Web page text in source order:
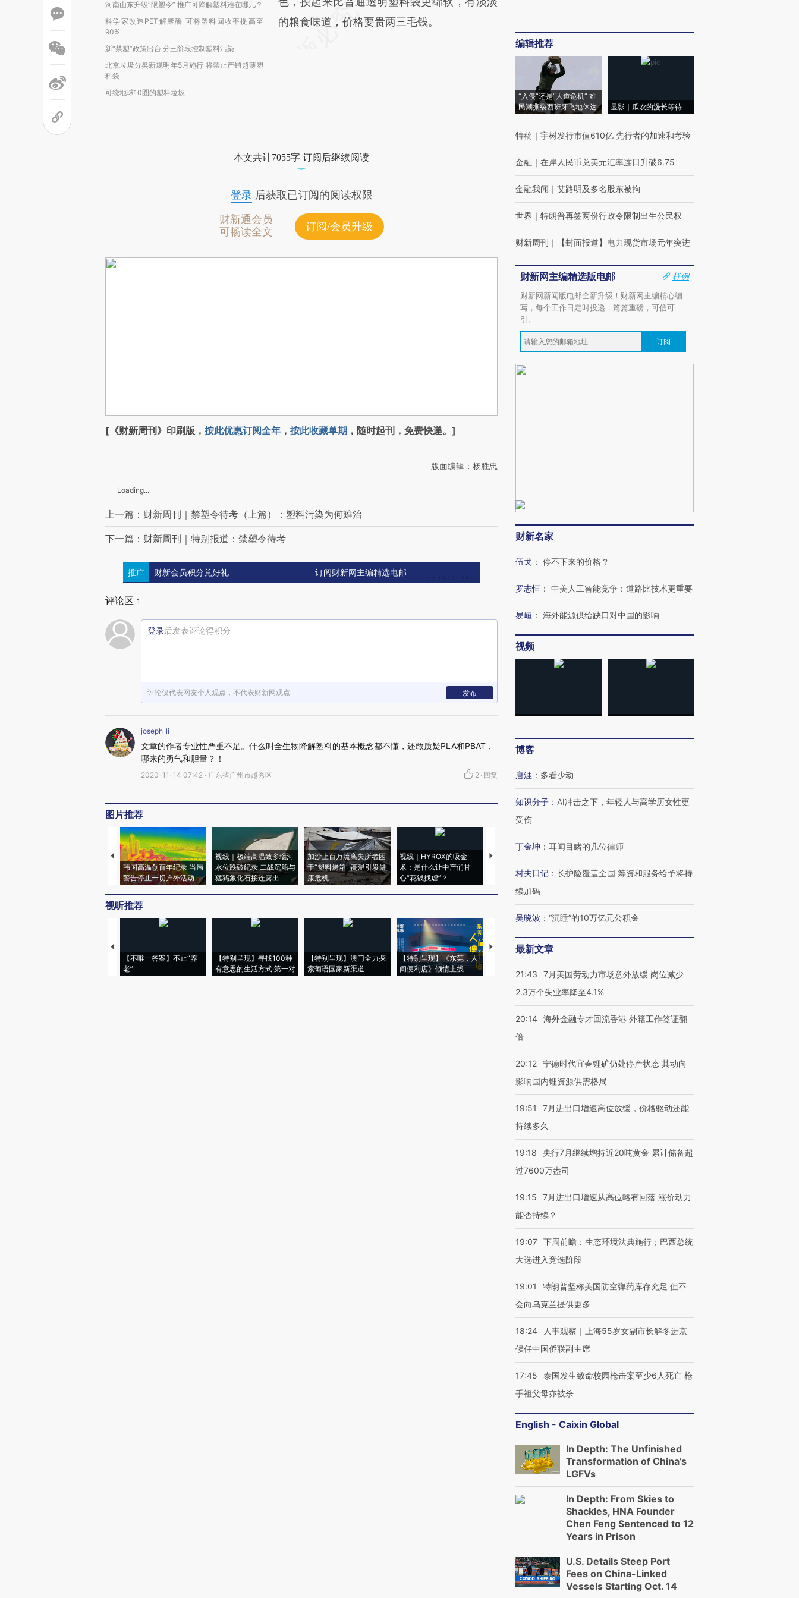
河南山东升级“限塑令” 推广可降解塑料难在哪儿？
科学家改造PET解聚酶 可将塑料回收率提高至
90%
新“禁塑”政策出台 分三阶段控制塑料污染
北京垃圾分类新规明年5月施行 将禁止产销超薄塑
料袋
可绕地球10圈的塑料垃圾
的粮食味道，价格要贵两三毛钱。
本文共计7055字 订阅后继续阅读
登录后获取已订阅的阅读权限
财新通会员
可畅读全文
订阅/会员升级
[《财新周刊》印刷版， 按此优惠订阅全年 ， 按此收藏单期 ，随时起刊，免费快递。]
版面编辑：杨胜忠
Loading...
上一篇：财新周刊｜禁塑令待考（上篇）：塑料污染为何难治
下一篇：财新周刊｜特别报道：禁塑令待考
推广 财新会员积分兑好礼 订阅财新网主编精选电邮
评论区 1
登录后发表评论得积分
评论仅代表网友个人观点，不代表财新网观点 发布
joseph_li
文章的作者专业性严重不足。什么叫全生物降解塑料的基本概念都不懂，还敢质疑PLA和PBAT，
哪来的勇气和胆量？！
2020-11-14 07:42 · 广东省广州市越秀区 2 · 回复
图片推荐
韩国高温创百年纪录 当局
警告停止一切户外活动
视线｜极端高温致多瑙河
水位跌破纪录 二战沉船与
猛犸象化石接连露出
加沙上百万流离失所者困
于“塑料烤箱” 高温引发健
康危机
视线｜HYROX的吸金
术：是什么让中产们甘
心“花钱找虐”？
马航飞行员跨国走私7万
粒摇头丸 尿检体内含3种
度Z世代 用街头抗争将教
育部长拱下台
机”？难民潮撕裂西班牙
飞地休达
视听推荐
【不唯一答案】不止“养
老”
【特别呈现】寻找100种
有意思的生活方式·第一对
【特别呈现】澳门全力探
索葡语国家新渠道
【特别呈现】《东莞，人
间便利店》倾情上线
【推广】走进第四届链博
有意思的生活方式·第三对
住三大增长引擎是什么？
编辑推荐
“入侵”还是“人道危机” 难
民潮撕裂西班牙飞地休达
显影｜瓜农的漫长等待
特稿 ｜ 宇树发行市值610亿 先行者的加速和考验
金融 ｜ 在岸人民币兑美元汇率连日升破6.75
金融我闻 ｜ 艾路明及多名股东被拘
世界 ｜ 特朗普再签两份行政令限制出生公民权
财新周刊 ｜ 【封面报道】电力现货市场元年突进
财新网主编精选版电邮
样例
财新网新闻版电邮全新升级！财新网主编精心编
写，每个工作日定时投递，篇篇重磅，可信可
引。
订阅
财新名家
伍戈 ： 停不下来的价格？
罗志恒 ： 中美人工智能竞争：道路比技术更重要
易峘 ： 海外能源供给缺口对中国的影响
视频
博客
唐涯 ： 多看少动
知识分子 ： AI冲击之下，年轻人与高学历女性更
受伤
丁金坤 ： 耳闻目睹的几位律师
村夫日记 ： 长护险覆盖全国 筹资和服务给予将持
续加码
吴晓波 ： “沉睡”的10万亿元公积金
最新文章
21:43
7月美国劳动力市场意外放缓 岗位减少
2.3万个失业率降至4.1%
20:14 海外金融专才回流香港 外籍工作签证翻
倍
20:12 宁德时代宜春锂矿仍处停产状态 其动向
影响国内锂资源供需格局
19:51
7月进出口增速高位放缓，价格驱动还能
持续多久
19:18
央行7月继续增持近20吨黄金 累计储备超
过7600万盎司
19:15
7月进出口增速从高位略有回落 涨价动力
能否持续？
19:07 下周前瞻：生态环境法典施行；巴西总统
大选进入竞选阶段
19:01
特朗普坚称美国防空弹药库存充足 但不
会向乌克兰提供更多
18:24
人事观察｜上海55岁女副市长解冬进京
候任中国侨联副主席
17:45
泰国发生致命校园枪击案至少6人死亡 枪
手祖父母亦被杀
English - Caixin Global
In Depth: The Unfinished
Transformation of China’s
LGFVs
In Depth: From Skies to
Shackles, HNA Founder
Chen Feng Sentenced to 12
Years in Prison
U.S. Details Steep Port
Fees on China-Linked
Vessels Starting Oct. 14